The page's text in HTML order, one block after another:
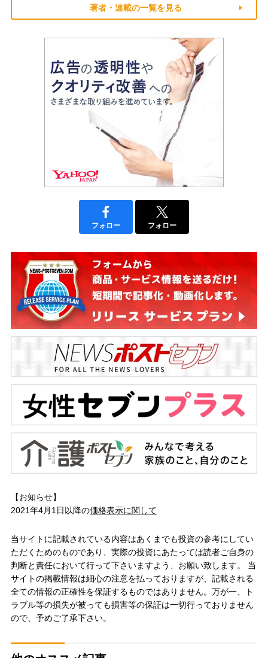
著者・連載の一覧を見る
フォロー フォロー
【お知らせ】
2021年4月1日以降の価格表示に関して
当サイトに記載されている内容はあくまでも投資の参考にしてい
ただくためのものであり、実際の投資にあたっては読者ご自身の
判断と責任において行って下さいますよう、お願い致します。 当
サイトの掲載情報は細心の注意を払っておりますが、記載される
全ての情報の正確性を保証するものではありません。万が一、ト
ラブル等の損失が被っても損害等の保証は一切行っておりません
ので、予めご了承下さい。